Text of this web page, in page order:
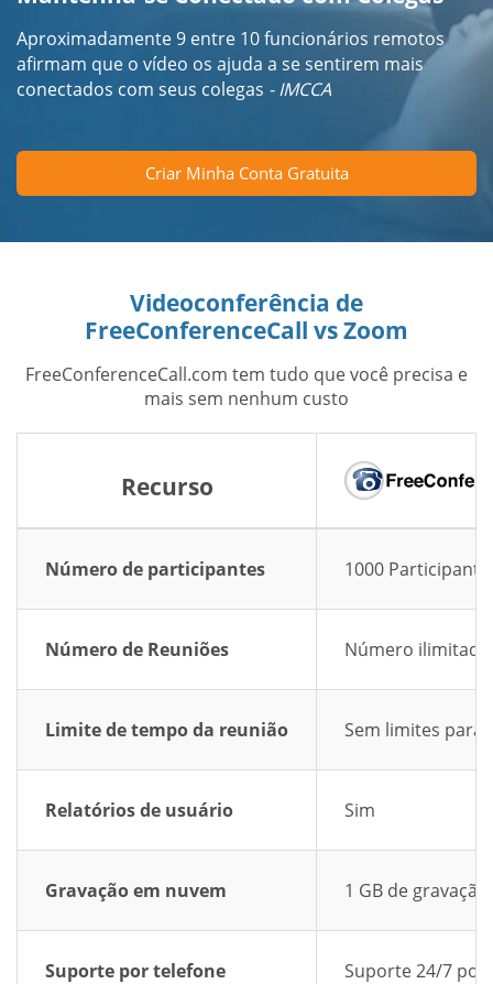
Aproximadamente 9 entre 10 funcionários remotos
afirmam que o vídeo os ajuda a se sentirem mais
conectados com seus colegas - IMCCA
Criar Minha Conta Gratuita
Videoconferência de
FreeConferenceCall vs Zoom
FreeConferenceCall.com tem tudo que você precisa e
mais sem nenhum custo
Recurso
Número de participantes 1000
Número de Reuniões Número
Limite de tempo da reunião Sem limites para
Relatórios de usuário Sim
Gravação em nuvem 1 GB de
Suporte por telefone Suporte 24/7 por